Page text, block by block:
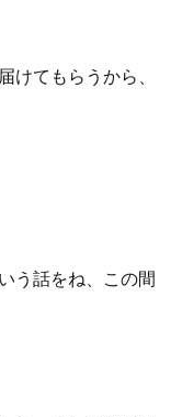
けてもらうから、
う話をね、この間